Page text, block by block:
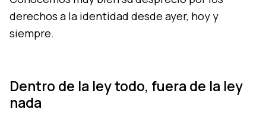
derechos a la identidad desde ayer, hoy y
siempre.
Dentro de la ley todo, fuera de la ley
nada